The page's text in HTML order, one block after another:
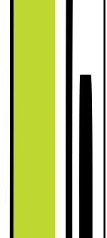
diskar,
våta.
perfekta
naturligt
som varm, torr
in i skåpet,